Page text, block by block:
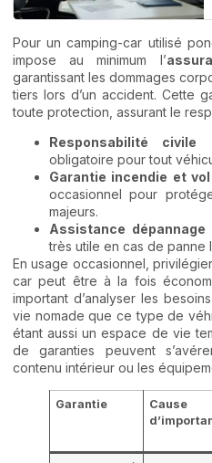
Pour un camping-car utilisé
impose au minimum l’
garantissant les dommages
tiers lors d’un accident. Cette
toute protection, assurant le
Responsabilité civile
obligatoire pour tout
Garantie incendie et vol
occasionnel pour
majeurs.
Assistance dépannage
très utile en cas de panne
En usage occasionnel,
car peut être à la fois
important d’analyser les
vie nomade que ce type de
étant aussi un espace de vie
de garanties peuvent
contenu intérieur ou les
Garantie
Cause